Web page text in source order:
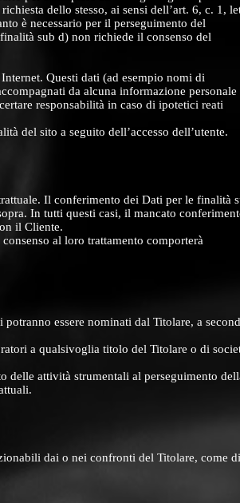
dello stesso, ai sensi dell’art. 6, c. 1,
è necessario per il perseguimento del
sub d) non richiede il consenso del
Questi dati (ad esempio nomi di
da alcuna informazione personale
responsabilità in caso di ipotetici reati
del sito a seguito dell’accesso dell’utente.
Il conferimento dei Dati per le finalità
In tutti questi casi, il mancato
il Cliente.
al loro trattamento comporterà
essere nominati dal Titolare, a
a qualsivoglia titolo del Titolare o di
attività strumentali al perseguimento
dai o nei confronti del Titolare, come di